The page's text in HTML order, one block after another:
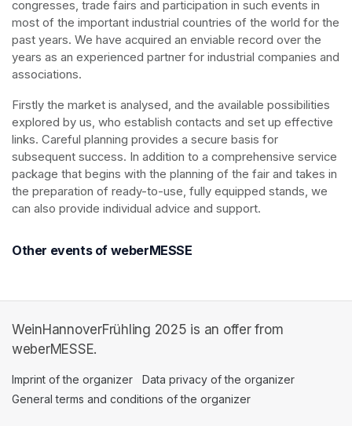
congresses, trade fairs and participation in such events in
most of the important industrial countries of the world for the
past years. We have acquired an enviable record over the
years as an experienced partner for industrial companies and
associations.
Firstly the market is analysed, and the available possibilities
explored by us, who establish contacts and set up effective
links. Careful planning provides a secure basis for
subsequent success. In addition to a comprehensive service
package that begins with the planning of the fair and takes in
the preparation of ready-to-use, fully equipped stands, we
can also provide individual advice and support.
Other events of weberMESSE
WeinHannoverFrühling 2025 is an offer from
weberMESSE.
Imprint of the organizer (opens in a new tab)
Data privacy of the organizer
General terms and conditions of the organizer